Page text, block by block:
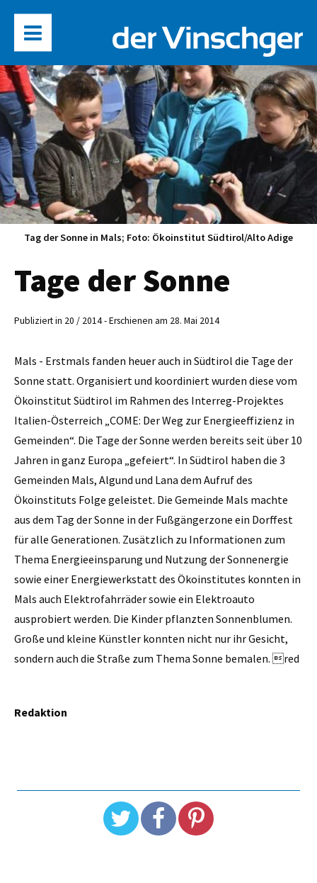
Tag der Sonne in Mals; Foto: Ökoinstitut Südtirol/Alto Adige
Tage der Sonne
Publiziert in 20 / 2014 - Erschienen am 28. Mai 2014
Mals - Erstmals fanden heuer auch in Südtirol die Tage der
Sonne statt. Organisiert und koordiniert wurden diese vom
Ökoinstitut Südtirol im Rahmen des Interreg-Projektes
Italien-Österreich „COME: Der Weg zur Energieeffizienz in
Gemeinden“. Die Tage der Sonne werden bereits seit über 10
Jahren in ganz Europa „gefeiert“. In Südtirol haben die 3
Gemeinden Mals, Algund und Lana dem Aufruf des
Ökoinstituts Folge geleistet. Die Gemeinde Mals machte
aus dem Tag der Sonne in der Fußgängerzone ein Dorffest
für alle Generationen. Zusätzlich zu Informationen zum
Thema Energieeinsparung und Nutzung der Sonnenergie
sowie einer Energiewerkstatt des Ökoinstitutes konnten in
Mals auch Elektrofahrräder sowie ein Elektroauto
ausprobiert werden. Die Kinder pflanzten Sonnenblumen.
Große und kleine Künstler konnten nicht nur ihr Gesicht,
sondern auch die Straße zum Thema Sonne bemalen. red
Redaktion